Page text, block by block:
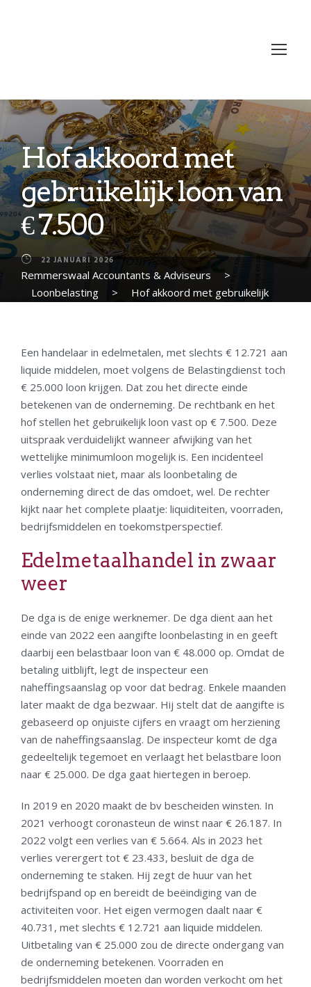
Hof akkoord met
gebruikelijk loon van
€ 7.500
22 JANUARI 2026
Remmerswaal Accountants & Adviseurs
>
Loonbelasting
>
Hof akkoord met gebruikelijk
Een handelaar in edelmetalen, met slechts € 12.721 aan
liquide middelen, moet volgens de Belastingdienst toch
€ 25.000 loon krijgen. Dat zou het directe einde
betekenen van de onderneming. De rechtbank en het
hof stellen het gebruikelijk loon vast op € 7.500. Deze
uitspraak verduidelijkt wanneer afwijking van het
wettelijke minimumloon mogelijk is. Een incidenteel
verlies volstaat niet, maar als loonbetaling de
onderneming direct de das omdoet, wel. De rechter
kijkt naar het complete plaatje: liquiditeiten, voorraden,
bedrijfsmiddelen en toekomstperspectief.
Edelmetaalhandel in zwaar
weer
De dga is de enige werknemer. De dga dient aan het
einde van 2022 een aangifte loonbelasting in en geeft
daarbij een belastbaar loon van € 48.000 op. Omdat de
betaling uitblijft, legt de inspecteur een
naheffingsaanslag op voor dat bedrag. Enkele maanden
later maakt de dga bezwaar. Hij stelt dat de aangifte is
gebaseerd op onjuiste cijfers en vraagt om herziening
van de naheffingsaanslag. De inspecteur komt de dga
gedeeltelijk tegemoet en verlaagt het belastbare loon
naar € 25.000. De dga gaat hiertegen in beroep.
In 2019 en 2020 maakt de bv bescheiden winsten. In
2021 verhoogt coronasteun de winst naar € 26.187. In
2022 volgt een verlies van € 5.664. Als in 2023 het
verlies verergert tot € 23.433, besluit de dga de
onderneming te staken. Hij zegt de huur van het
bedrijfspand op en bereidt de beëindiging van de
activiteiten voor. Het eigen vermogen daalt naar €
40.731, met slechts € 12.721 aan liquide middelen.
Uitbetaling van € 25.000 zou de directe ondergang van
de onderneming betekenen. Voorraden en
bedrijfsmiddelen moeten dan worden verkocht om het